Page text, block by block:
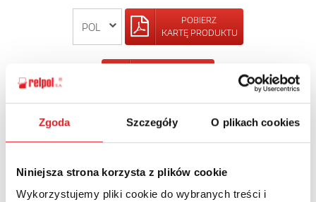
Zgoda Szczegóły O plikach cookies
Niniejsza strona korzysta z plików cookie
Wykorzystujemy pliki cookie do wybranych treści i
POBIERZ
KARTĘ PRODUKTU
Imię i nazwisko: *